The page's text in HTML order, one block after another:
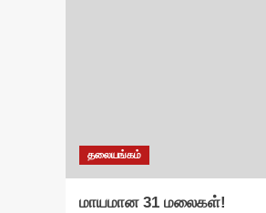
தலையங்கம்
மாயமான 31 மலைகள்!